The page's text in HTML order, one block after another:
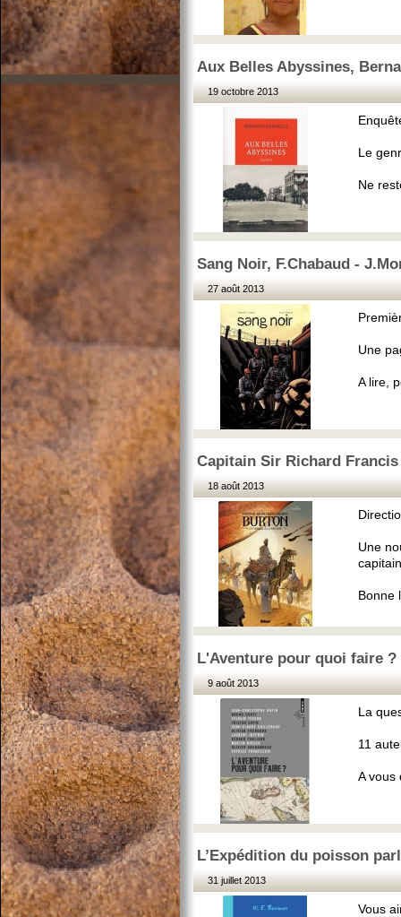
Aux Belles Abyssines,
19 octobre 2013
Le
Ne
Sang Noir, F.Chabaud -
27 août 2013
Une
A lire,
Capitain Sir Richard
18 août 2013
Une
Bonne
L'Aventure pour quoi faire
9 août 2013
La
11
A vous
L’Expédition du poisson
31 juillet 2013
Vous